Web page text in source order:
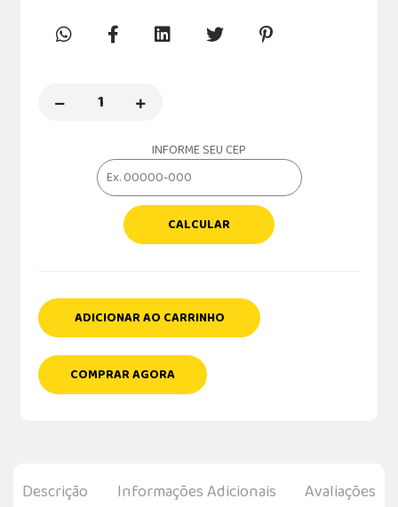
INFORME SEU CEP
CALCULAR
ADICIONAR AO CARRINHO
COMPRAR AGORA
Descrição Informações Adicionais Avaliações